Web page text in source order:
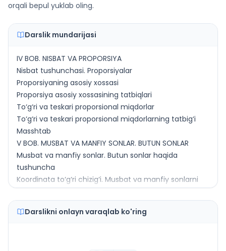
orqali bepul yuklab oling.
Darslik mundarijasi
IV BOB. NISBAT VA PROPORSIYA
Nisbat tushunchasi. Proporsiyalar
Proporsiyaning asosiy xossasi
Proporsiya asosiy xossasining tatbiqlari
To‘g‘ri va teskari proporsional miqdorlar
To‘g‘ri va teskari proporsional miqdorlarning tatbig‘i
Masshtab
V BOB. MUSBAT VA MANFIY SONLAR. BUTUN SONLAR
Musbat va manfiy sonlar. Butun sonlar haqida
tushuncha
Koordinata to‘g‘ri chizig‘i. Musbat va manfiy sonlarni
Sonlarni taqqoslash. Miqdorlarning o‘zgarishi
Darslikni onlayn varaqlab ko'ring